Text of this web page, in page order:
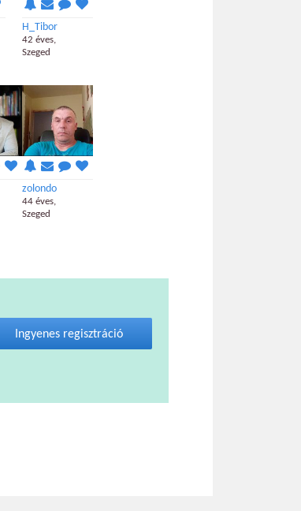
H_Tibor
42 éves,
Szeged
zolondo
44 éves,
Szeged
Ingyenes regisztráció